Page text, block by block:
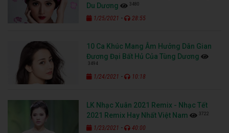
Du Dương
3480
1/25/2021 - 28:55
10 Ca Khúc Mang Âm Hưởng Dân Gian
Đương Đại Bất Hủ Của Tùng Dương
3494
1/24/2021 - 10:18
LK Nhạc Xuân 2021 Remix - Nhạc Tết
2021 Remix Hay Nhất Việt Nam
3722
1/23/2021 - 40:00